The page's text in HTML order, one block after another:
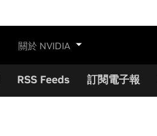
關於 NVIDIA
RSS Feeds 訂閱電子報